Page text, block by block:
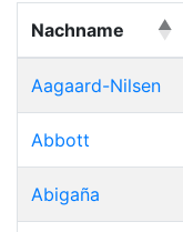
Nachname
Aagaard-Nilsen
Abbott
Abigaña